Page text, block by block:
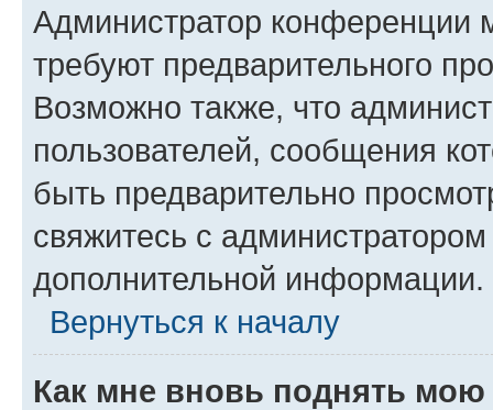
Администратор конференции
требуют предварительного
Возможно также, что
пользователей, сообщения
быть предварительно
свяжитесь с
дополнительной информации.
Вернуться к началу
Как мне вновь поднять мою